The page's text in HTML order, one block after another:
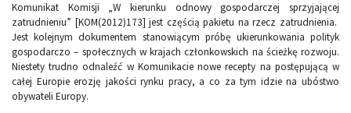
Komunikat Komisji „W kierunku odnowy gospodarczej sprzyjającej
zatrudnieniu” [KOM(2012)173] jest częścią pakietu na rzecz zatrudnienia.
Jest kolejnym dokumentem stanowiącym próbę ukierunkowania polityk
gospodarczo – społecznych w krajach członkowskich na ścieżkę rozwoju.
Niestety trudno odnaleźć w Komunikacie nowe recepty na postępującą w
całej Europie erozję jakości rynku pracy, a co za tym idzie na ubóstwo
obywateli Europy.